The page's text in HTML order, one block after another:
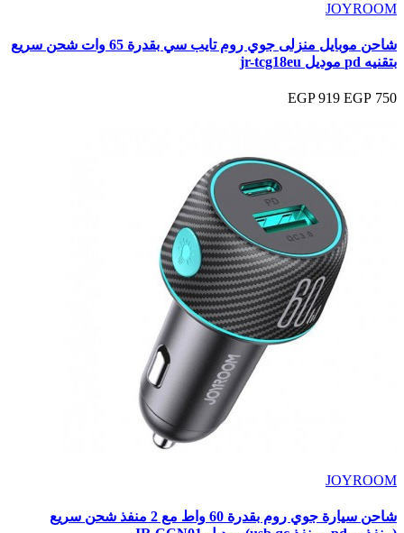
JOYROOM
شاحن موبايل منزلى جوي روم تايب سي بقدرة 65 وات شحن سريع
بتقنيه pd موديل jr-tcg18eu
750 EGP
919 EGP
JOYROOM
شاحن سيارة جوي روم بقدرة 60 واط مع 2 منفذ شحن سريع